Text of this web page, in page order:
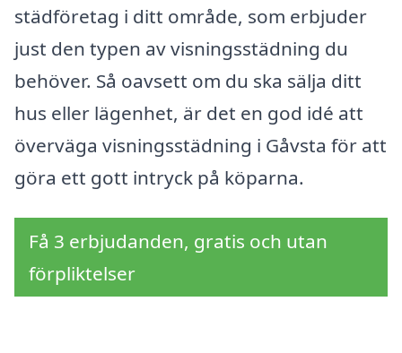
städföretag i ditt område, som erbjuder
just den typen av visningsstädning du
behöver. Så oavsett om du ska sälja ditt
hus eller lägenhet, är det en god idé att
överväga visningsstädning i Gåvsta för att
göra ett gott intryck på köparna.
Få 3 erbjudanden, gratis och utan
förpliktelser